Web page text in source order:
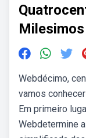
Milesimos
Webdécimo,
vamos
Em primeiro
Webdetermine